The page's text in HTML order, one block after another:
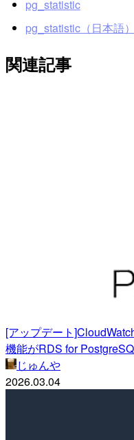
pg_statistic
pg_statistic（日本語）
関連記事
[アップデート
機能がRDS for
じゅんや
2026.03.04